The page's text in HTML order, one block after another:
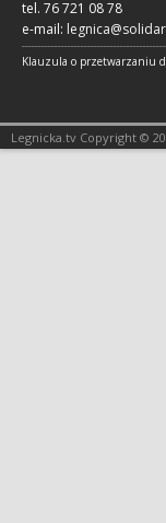
tel. 76 721 08 78
e-mail:
Klauzula o przetwarzaniu
Legnicka.tv Copyright ©